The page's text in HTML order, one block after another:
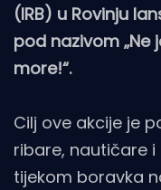
(IRB) u Rovinju
pod nazivom „Ne
more!“.
Cilj ove akcije je
ribare, nautičare i
tijekom boravka